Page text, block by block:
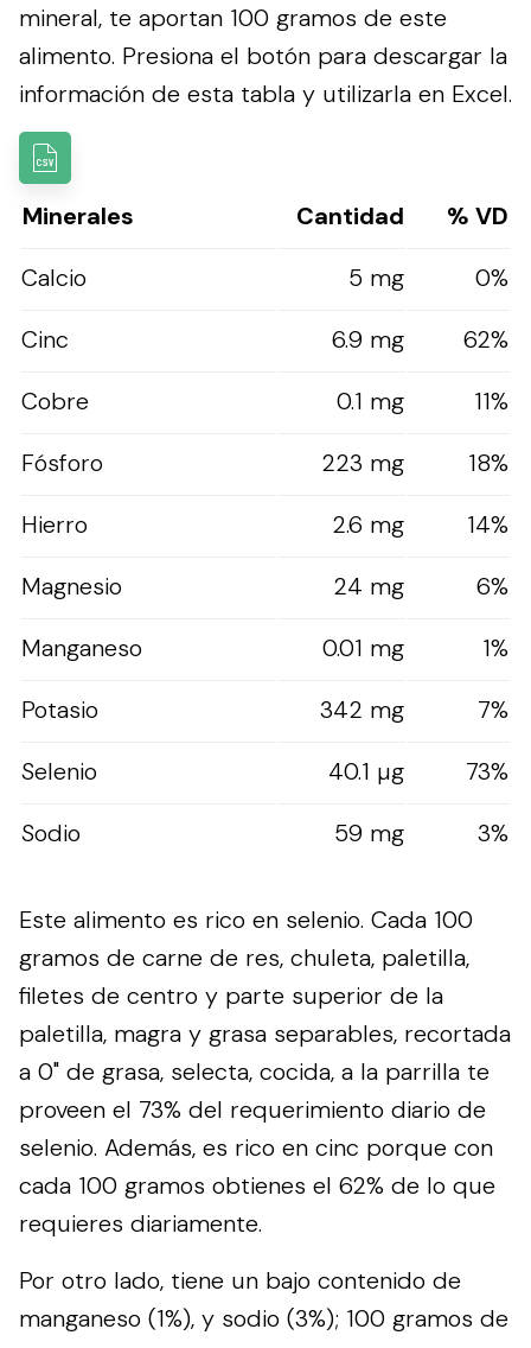
mineral, te aportan 100 gramos de este
alimento. Presiona el botón para descargar la
información de esta tabla y utilizarla en Excel.
Minerales Cantidad
% VD
Calcio
5 mg
0%
Cinc
6.9 mg
62%
Cobre
0.1 mg
11%
Fósforo
223 mg
18%
Hierro
2.6 mg
14%
Magnesio
24 mg
6%
Manganeso
0.01 mg
1%
Potasio
342 mg
7%
Selenio
40.1 µg
73%
Sodio
59 mg 3%
Este alimento es rico en selenio. Cada 100
gramos de carne de res, chuleta, paletilla,
filetes de centro y parte superior de la
paletilla, magra y grasa separables, recortada
a 0" de grasa, selecta, cocida, a la parrilla te
proveen el 73% del requerimiento diario de
selenio. Además, es rico en cinc porque con
cada 100 gramos obtienes el 62% de lo que
requieres diariamente.
Por otro lado, tiene un bajo contenido de
manganeso (1%), y sodio (3%); 100 gramos de